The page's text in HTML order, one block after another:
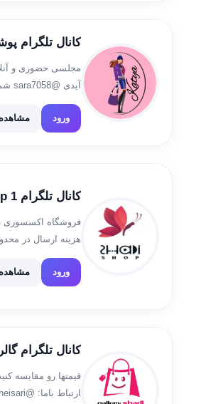
کانال تلگرام
مجلسی حضوری و
آیدی @sara7058 شماره تماس 09197079880
ورود مشاهده
کانال تلگرام Shadi shop 1
فروشگاه اکسسوری
هزینه ارسال در
برای خریدهای
ورود
مشاهده
کانال تلگرام
قیمتها رو مقایسه